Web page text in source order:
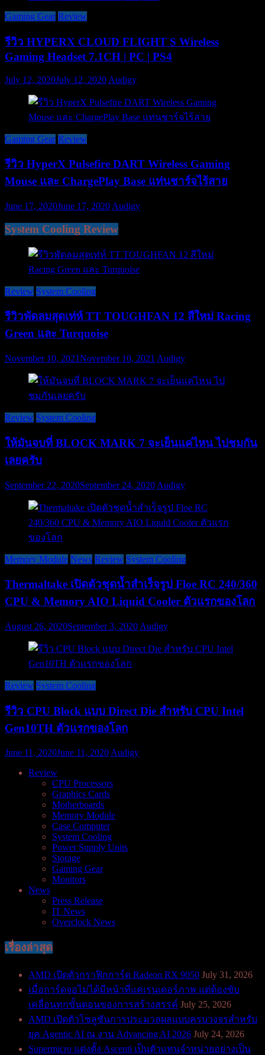
Gaming Gear Review
รีวิว HYPERX CLOUD FLIGHT S Wireless
Gaming Headset 7.1CH | PC | PS4
July 12, 2020July 12, 2020 Audigy
Gaming Gear Review
รีวิว HyperX Pulsefire DART Wireless Gaming
Mouse และ ChargePlay Base แท่นชาร์จไร้สาย
June 17, 2020June 17, 2020 Audigy
System Cooling Review
Review System Cooling
รีวิวพัดลมสุดเท่ห์ TT TOUGHFAN 12 สีใหม่ Racing
Green และ Turquoise
November 10, 2021November 10, 2021 Audigy
Review System Cooling
ให้มันจบที่ BLOCK MARK 7 จะเย็นแค่ไหน ไปชมกัน
เลยครับ
September 22, 2020September 24, 2020 Audigy
Memory Module News Review System Cooling
Thermaltake เปิดตัวชุดน้ำสำเร็จรูป Floe RC 240/360
CPU & Memory AIO Liquid Cooler ตัวแรกของโลก
August 26, 2020September 3, 2020 Audigy
Review System Cooling
รีวิว CPU Block แบบ Direct Die สำหรับ CPU Intel
Gen10TH ตัวแรกของโลก
June 11, 2020June 11, 2020 Audigy
Review
CPU Processors
Graphics Cards
Motherboards
Memory Module
Case Computer
System Cooling
Power Supply Units
Storage
Gaming Gear
Monitors
News
Press Release
IT News
Overclock News
เรื่องล่าสุด
AMD เปิดตัวกราฟิกการ์ด Radeon RX 9050 July 31, 2026
เมื่อการ์ดจอไม่ได้มีหน้าที่แค่เรนเดอร์ภาพ แต่ต้องขับ
เคลื่อนทุกขั้นตอนของการสร้างสรรค์ July 25, 2026
AMD เปิดตัวโซลูชันการประมวลผลแบบครบวงจรสำหรับ
ยุค Agentic AI ณ งาน Advancing AI 2026 July 24, 2026
Supermicro แต่งตั้ง Ascenti เป็นตัวแทนจำหน่ายอย่างเป็น